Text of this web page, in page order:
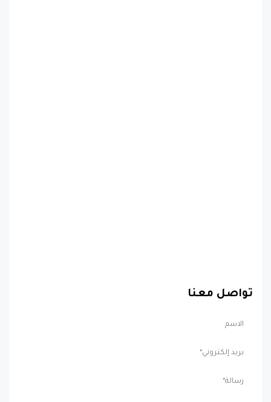
تواصل معنا